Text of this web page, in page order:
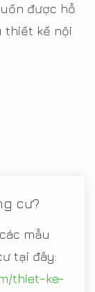
được hỗ
thiết kế nội
cư?
mẫu
tại đây:
thiet-ke-